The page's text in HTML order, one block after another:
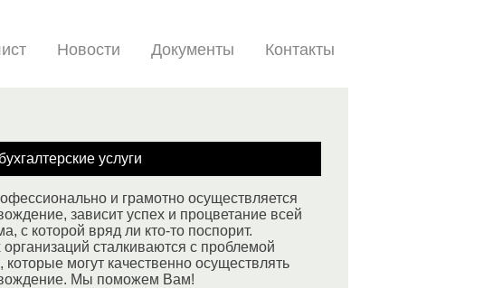
Новости Документы Контакты
услуги
и грамотно осуществляется
зависит успех и процветание всей
с которой вряд ли кто-то поспорит.
сталкиваются с проблемой
которые могут качественно осуществлять
Мы поможем Вам!